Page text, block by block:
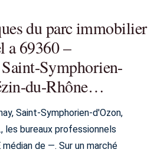
du parc immobilier
a 69360 –
Symphorien-
du-Rhône…
Saint-Symphorien-d'Ozon,
les bureaux professionnels
de —. Sur un marché